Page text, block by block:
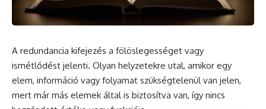
A redundancia kifejezés a fölöslegességet vagy
ismétlődést jelenti. Olyan helyzetekre utal, amikor egy
elem, információ vagy folyamat szükségtelenül van jelen,
mert már más elemek által is biztosítva van, így nincs